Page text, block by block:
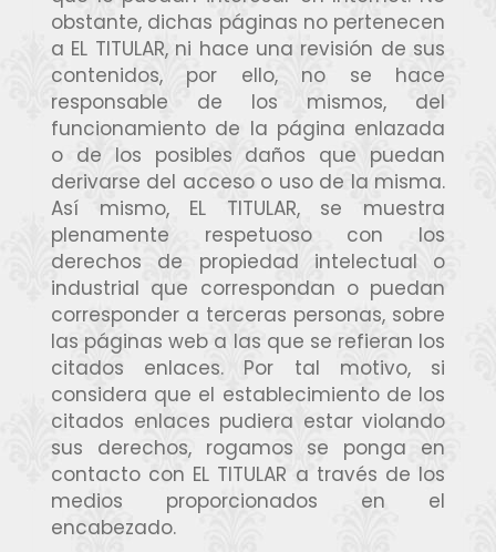
obstante, dichas páginas no pertenecen
a EL TITULAR, ni hace una revisión de sus
contenidos, por ello, no se hace
responsable de los mismos, del
funcionamiento de la página enlazada
o de los posibles daños que puedan
derivarse del acceso o uso de la misma.
Así mismo, EL TITULAR, se muestra
plenamente respetuoso con los
derechos de propiedad intelectual o
industrial que correspondan o puedan
corresponder a terceras personas, sobre
las páginas web a las que se refieran los
citados enlaces. Por tal motivo, si
considera que el establecimiento de los
citados enlaces pudiera estar violando
sus derechos, rogamos se ponga en
contacto con EL TITULAR a través de los
medios proporcionados en el
encabezado.